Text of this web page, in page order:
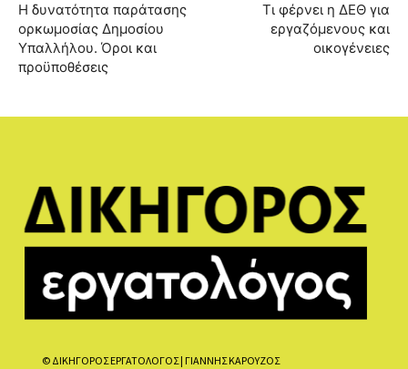
Η δυνατότητα παράτασης
ορκωμοσίας Δημοσίου
Υπαλλήλου. Όροι και
προϋποθέσεις
Τι φέρνει η ΔΕΘ για
εργαζόμενους και
οικογένειες
© ΔΙΚΗΓΟΡΟΣ ΕΡΓΑΤΟΛΟΓΟΣ | ΓΙΑΝΝΗΣ ΚΑΡΟΥΖΟΣ